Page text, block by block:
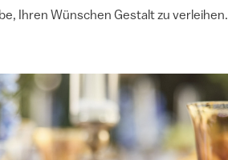
Ihren Wünschen Gestalt zu verleihen.